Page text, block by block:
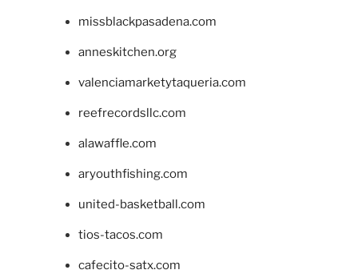
missblackpasadena.com
anneskitchen.org
valenciamarketytaqueria.com
reefrecordsllc.com
alawaffle.com
aryouthfishing.com
united-basketball.com
tios-tacos.com
cafecito-satx.com